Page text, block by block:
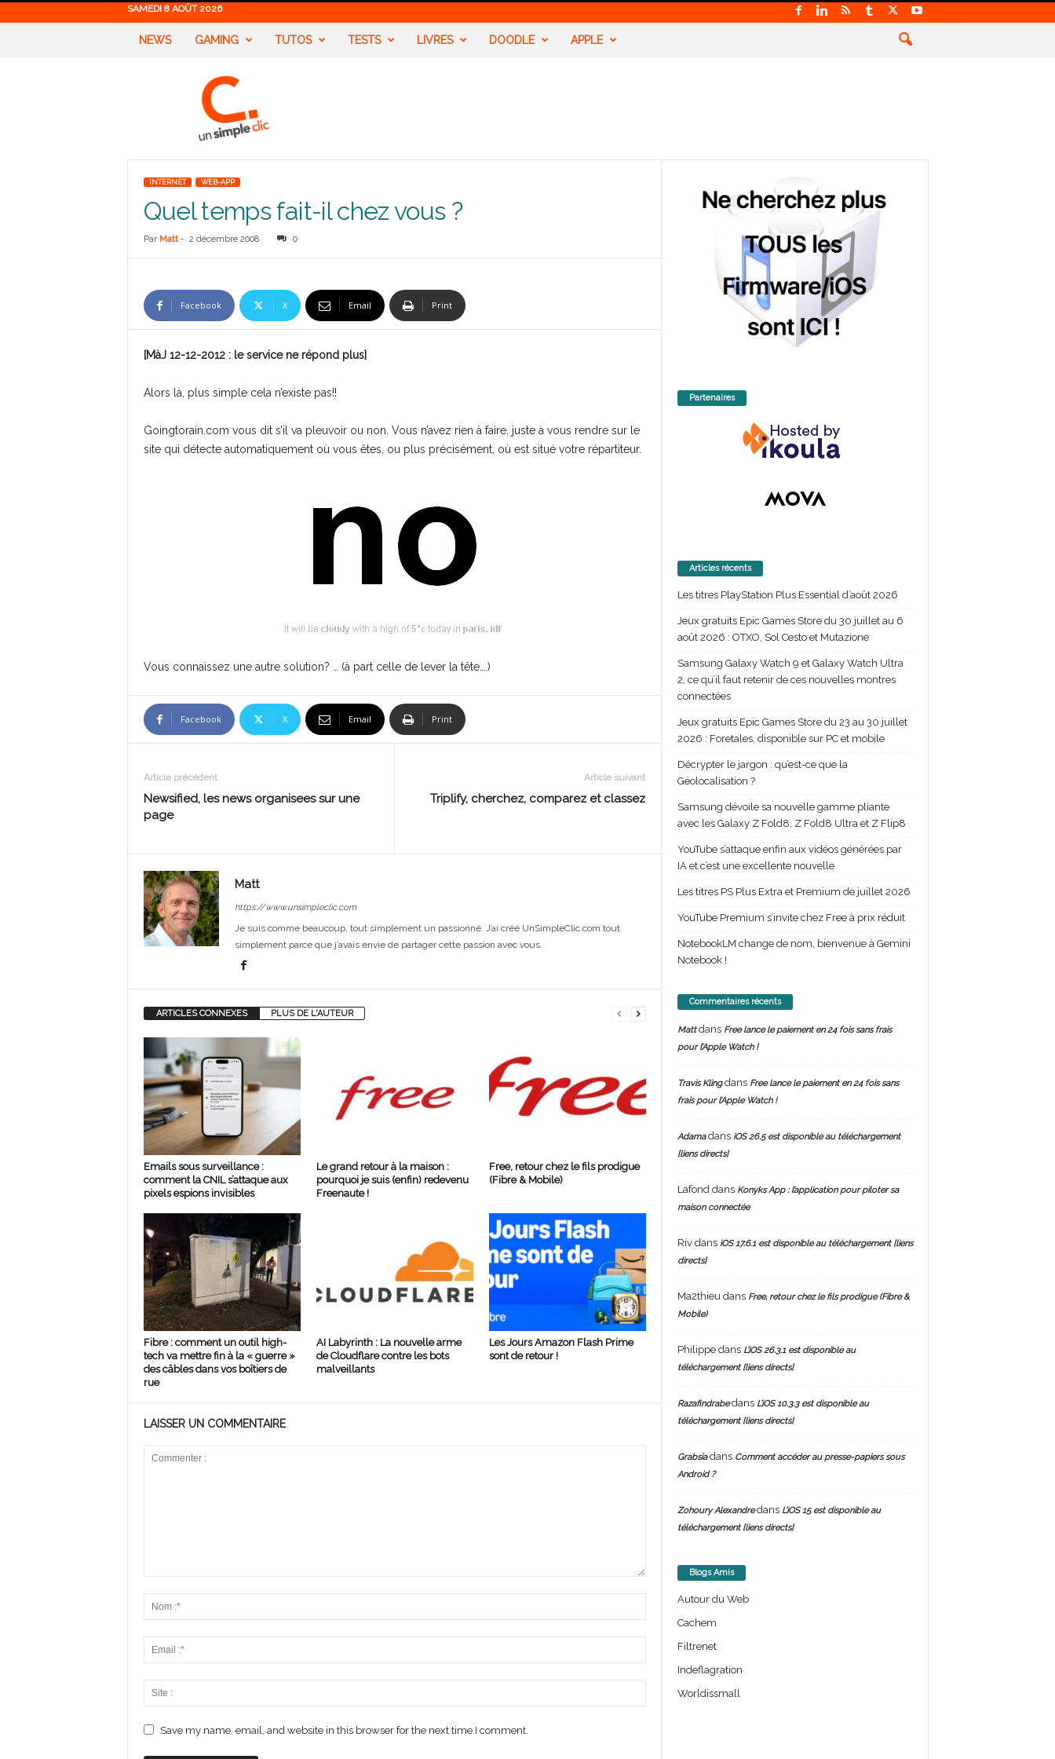
SAMEDI 8 AOÛT 2026
NEWS GAMING TUTOS TESTS LIVRES DOODLE APPLE
INTERNET WEB-APP
Quel temps fait-il chez vous ?
Par Matt- 2 décembre 2008 0
Facebook X Email Print
[MàJ 12-12-2012 : le service ne répond plus]
Alors là, plus simple cela n’existe pas!!
Goingtorain.com vous dit s’il va pleuvoir ou non. Vous n’avez rien à faire, juste à vous rendre sur le
site qui détecte automatiquement où vous êtes, ou plus précisément, où est situé votre répartiteur.
Vous connaissez une autre solution? … (à part celle de lever la tête….)
Facebook X Email Print
Article précédent
Newsified, les news organisees sur une
page
Article suivant
Triplify, cherchez, comparez et classez
Matt
https://www.unsimpleclic.com
Je suis comme beaucoup, tout simplement un passionné. J’ai créé UnSimpleClic.com tout
simplement parce que j’avais envie de partager cette passion avec vous.
ARTICLES CONNEXES PLUS DE L'AUTEUR
Emails sous surveillance :
comment la CNIL s’attaque aux
pixels espions invisibles
Le grand retour à la maison :
pourquoi je suis (enfin) redevenu
Freenaute !
Free, retour chez le fils prodigue
(Fibre & Mobile)
Fibre : comment un outil high-
tech va mettre fin à la « guerre »
des câbles dans vos boîtiers de
rue
AI Labyrinth : La nouvelle arme
de Cloudflare contre les bots
malveillants
Les Jours Amazon Flash Prime
sont de retour !
LAISSER UN COMMENTAIRE
Save my name, email, and website in this browser for the next time I comment.
Partenaires
Articles récents
Les titres PlayStation Plus Essential d’août 2026
Jeux gratuits Epic Games Store du 30 juillet au 6
août 2026 : OTXO, Sol Cesto et Mutazione
Samsung Galaxy Watch 9 et Galaxy Watch Ultra
2, ce qu’il faut retenir de ces nouvelles montres
connectées
Jeux gratuits Epic Games Store du 23 au 30 juillet
2026 : Foretales, disponible sur PC et mobile
Décrypter le jargon : qu’est-ce que la
Géolocalisation ?
Samsung dévoile sa nouvelle gamme pliante
avec les Galaxy Z Fold8, Z Fold8 Ultra et Z Flip8
YouTube s’attaque enfin aux vidéos générées par
IA et c’est une excellente nouvelle
Les titres PS Plus Extra et Premium de juillet 2026
YouTube Premium s’invite chez Free à prix réduit
NotebookLM change de nom, bienvenue à Gemini
Notebook !
Commentaires récents
Mattdans Free lance le paiement en 24 fois sans frais
pour l’Apple Watch !
Travis Klingdans Free lance le paiement en 24 fois sans
frais pour l’Apple Watch !
Adamadans iOS 26.5 est disponible au téléchargement
[liens directs]
Lafond dans Konyks App : l’application pour piloter sa
maison connectée
Rivdans iOS 17.6.1 est disponible au téléchargement [liens
directs]
Ma2thieu dans Free, retour chez le fils prodigue (Fibre &
Mobile)
Philippedans L’iOS 26.3.1 est disponible au
téléchargement [liens directs]
Razafindrabedans L’iOS 10.3.3 est disponible au
téléchargement [liens directs]
Grabsiadans Comment accéder au presse-papiers sous
Android ?
Zohoury Alexandredans L’iOS 15 est disponible au
téléchargement [liens directs]
Blogs Amis
Autour du Web
Cachem
Filtrenet
Indeflagration
Worldissmall